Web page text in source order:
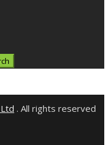
. All rights reserved